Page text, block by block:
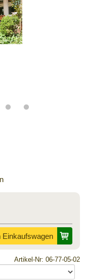
Einkaufswagen
Artikel-Nr: 06-77-05-02